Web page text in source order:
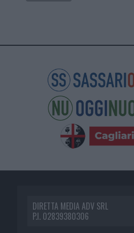
DIRETTA MEDIA ADV SRL
P.I. 02839380306